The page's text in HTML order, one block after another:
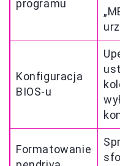
programu
Konfiguracja
BIOS-u
Formatowanie